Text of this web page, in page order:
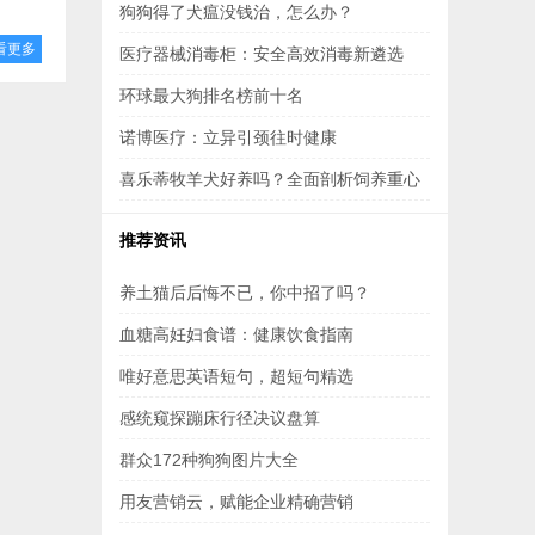
更多
狗狗得了犬瘟没钱治，怎么办？
医疗器械消毒柜：安全高效消毒新遴选
环球最大狗排名榜前十名
诺博医疗：立异引颈往时健康
喜乐蒂牧羊犬好养吗？全面剖析饲养重心
推荐资讯
养土猫后后悔不已，你中招了吗？
血糖高妊妇食谱：健康饮食指南
唯好意思英语短句，超短句精选
感统窥探蹦床行径决议盘算
群众172种狗狗图片大全
用友营销云，赋能企业精确营销